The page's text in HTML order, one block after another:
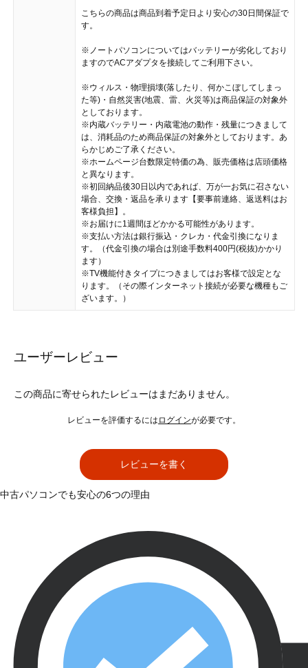
こちらの商品は商品到着予定日より安心の30日間保証で
す。
※ノートパソコンについてはバッテリーが劣化しており
ますのでACアダプタを接続してご利用下さい。
※ウィルス・物理損壊(落したり、何かこぼしてしまっ
た等)・自然災害(地震、雷、火災等)は商品保証の対象外
としております。
※内蔵バッテリー・内蔵電池の動作・残量につきまして
は、消耗品のため商品保証の対象外としております。あ
らかじめご了承ください。
※ホームページ台数限定特価の為、販売価格は店頭価格
と異なります。
※初回納品後30日以内であれば、万が一お気に召さない
場合、交換・返品を承ります【要事前連絡、返送料はお
客様負担】。
※お届けに1週間ほどかかる可能性があります。
※支払い方法は銀行振込・クレカ・代金引換になりま
す。（代金引換の場合は別途手数料400円(税抜)かかり
ます）
※TV機能付きタイプにつきましてはお客様で設定とな
ります。（その際インターネット接続が必要な機種もご
ざいます。）
ユーザーレビュー
この商品に寄せられたレビューはまだありません。
レビューを評価するには ログインが必要です。
レビューを書く
中古パソコンでも安心の6つの理由